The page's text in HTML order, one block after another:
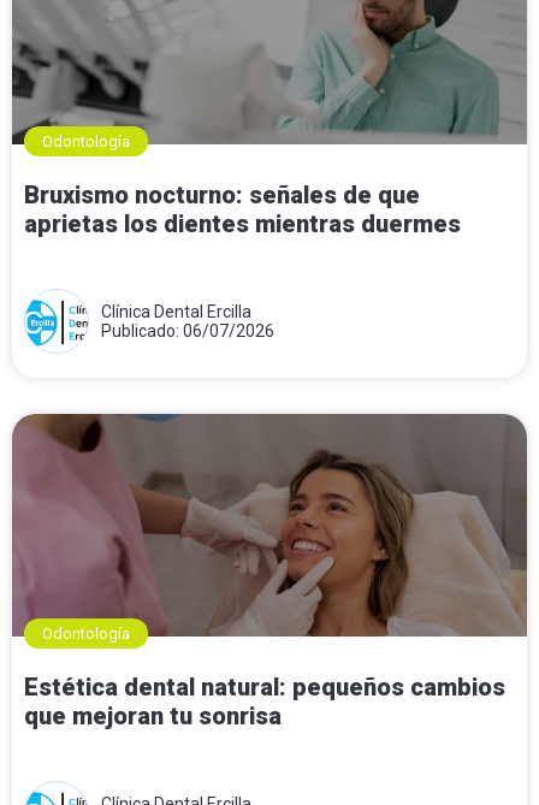
Odontología
Bruxismo nocturno: señales de que
aprietas los dientes mientras duermes
Clínica Dental Ercilla
Publicado: 06/07/2026
Odontología
Estética dental natural: pequeños cambios
que mejoran tu sonrisa